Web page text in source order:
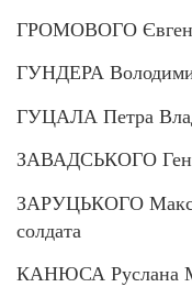
ГРОМОВОГО
ГУНДЕРА
ГУЦАЛА Петра
ЗАВАДСЬКОГО
ЗАРУЦЬКОГО
солдата
КАНЮСА Руслана